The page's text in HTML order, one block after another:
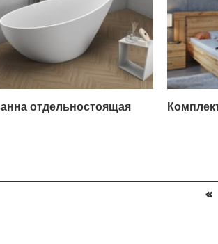
отдельностоящая